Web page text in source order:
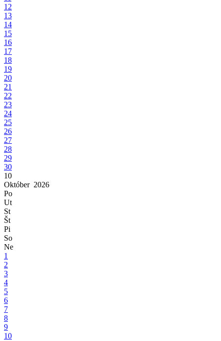
12
13
14
15
16
17
18
19
20
21
22
23
24
25
26
27
28
29
30
10
Október 2026
Po
Ut
St
Št
Pi
So
Ne
1
2
3
4
5
6
7
8
9
10